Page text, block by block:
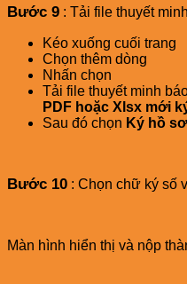
Bước 9 : Tải file thuyết
Kéo xuống cuối trang
Chọn thêm dòng
Nhấn chọn
Tải file thuyết minh
PDF hoặc Xlsx mới
Sau đó chọn Ký hồ sơ
Bước 10 : Chọn chữ ký số
Màn hình hiển thị và nộp